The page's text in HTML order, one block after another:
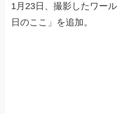
1月23日、撮影したワー
日のここ」を追加。